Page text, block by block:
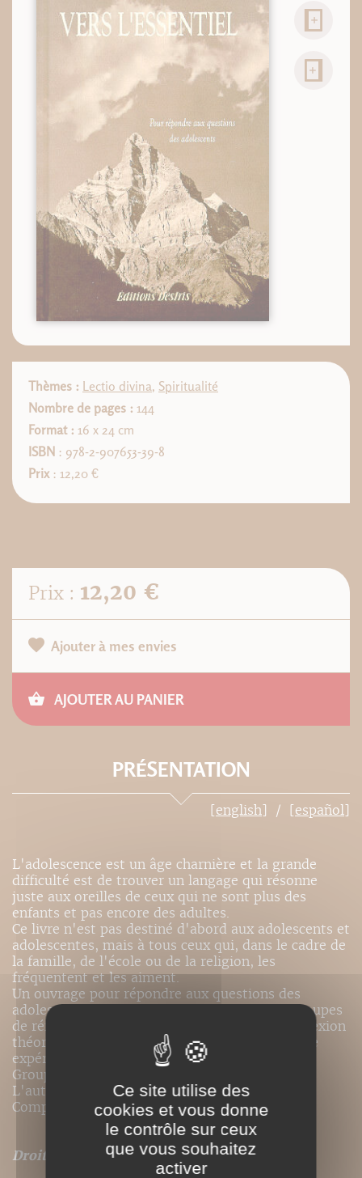
Thèmes : Lectio divina, Spiritualité
Nombre de pages : 144
Format : 16 x 24 cm
ISBN : 978-2-907653-39-8
Prix : 12,20 €
Prix : 12,20 €
Ajouter à mes envies
AJOUTER AU PANIER
PRÉSENTATION
[english] [español]
L'adolescence est un âge charnière et la grande
difficulté est de trouver un langage qui résonne
juste aux oreilles de ceux qui ne sont plus des
enfants et pas encore des adultes.
Ce livre n'est pas destiné d'abord aux adolescents et
adolescentes, mais à tous ceux qui, dans le cadre de
la famille, de l'école ou de la religion, les
fréquentent et les aiment.
Un ouvrage pour répondre aux questions des
adolescents. Un guide pour la conduite des groupes
de réflexion. Ce n'est pas un livre né d'une réflexion
théorique, mais d'une expérience, d'une longue
expérience - plus de 35 années - au sein des
Groupes de Réflexion.
L'auteur est né en 1923, est entré dans la
Compagnie de Jésus en 1947.
Droits de traduction disponibles pour ce titre
Ce site utilise des
cookies et vous donne
le contrôle sur ceux
que vous souhaitez
activer